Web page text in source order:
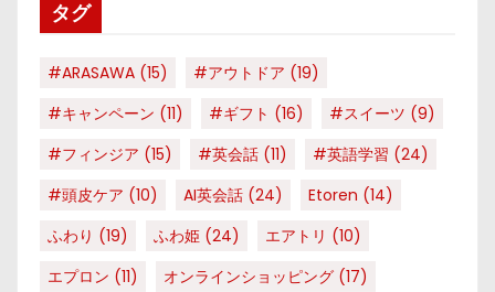
ータグ
#ARASAWA (15) #アウトドア (19)
#キャンペーン (11) #ギフト (16) #スイーツ (9)
#フィンジア (15) #英会話 (11) #英語学習 (24)
#頭皮ケア (10) AI英会話 (24) Etoren (14)
ふわり (19) ふわ姫 (24) エアトリ (10)
エプロン (11) オンラインショッピング (17)